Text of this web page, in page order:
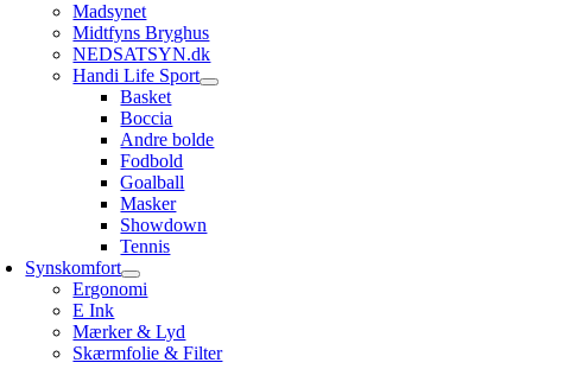
Madsynet
Midtfyns Bryghus
NEDSATSYN.dk
Handi Life Sport
Basket
Boccia
Andre bolde
Fodbold
Goalball
Masker
Showdown
Tennis
Synskomfort
Ergonomi
E Ink
Mærker & Lyd
Skærmfolie & Filter